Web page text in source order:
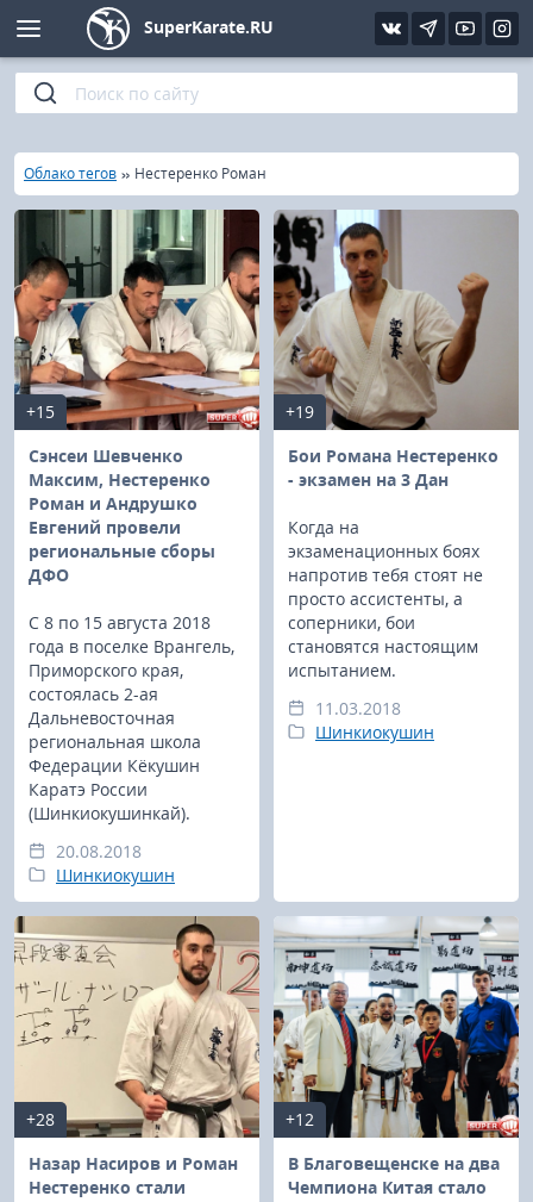
SuperKarate.RU
Главная
»
Облако тегов » Нестеренко Роман
+15
Сэнсеи Шевченко
Максим, Нестеренко
Роман и Андрушко
Евгений провели
региональные сборы
ДФО
С 8 по 15 августа 2018
года в поселке Врангель,
Приморского края,
состоялась 2-ая
Дальневосточная
региональная школа
Федерации Кёкушин
Каратэ России
(Шинкиокушинкай).
20.08.2018
Шинкиокушин
+19
Бои Романа Нестеренко
- экзамен на 3 Дан
Когда на
экзаменационных боях
напротив тебя стоят не
просто ассистенты, а
соперники, бои
становятся настоящим
испытанием.
11.03.2018
Шинкиокушин
+28
Назар Насиров и Роман
Нестеренко стали
+12
В Благовещенске на два
Чемпиона Китая стало
Киокушинкай
Кёкусин (IFK)
Шинкиокушинкай
Кекусин-кан
Кикбоксинг и K-1
Бокс
UFC и MMA
Муай тай
Фото
Видео
Интервью
Статьи
Уроки каратэ
Файлы
Библиотека